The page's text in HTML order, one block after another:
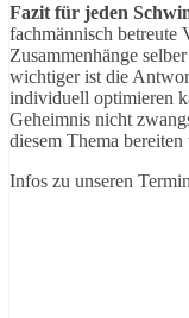
Fazit für jeden
fachmännisch betreute
Zusammenhänge
wichtiger ist die
individuell optimieren
Geheimnis nicht
diesem Thema
Infos zu unseren